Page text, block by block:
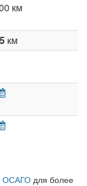
км
км
ОСАГО для более